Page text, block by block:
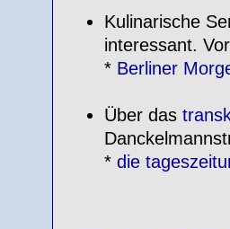
Kulinarische
interessant.
* Berliner
Über das
*die